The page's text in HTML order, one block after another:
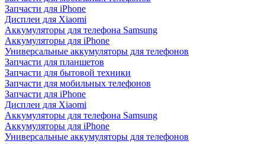
Запчасти для iPhone
Дисплеи для Xiaomi
Аккумуляторы для телефона Samsung
Аккумуляторы для iPhone
Универсальные аккумуляторы для телефонов
Запчасти для планшетов
Запчасти для бытовой техники
Запчасти для мобильных телефонов
Запчасти для iPhone
Дисплеи для Xiaomi
Аккумуляторы для телефона Samsung
Аккумуляторы для iPhone
Универсальные аккумуляторы для телефонов